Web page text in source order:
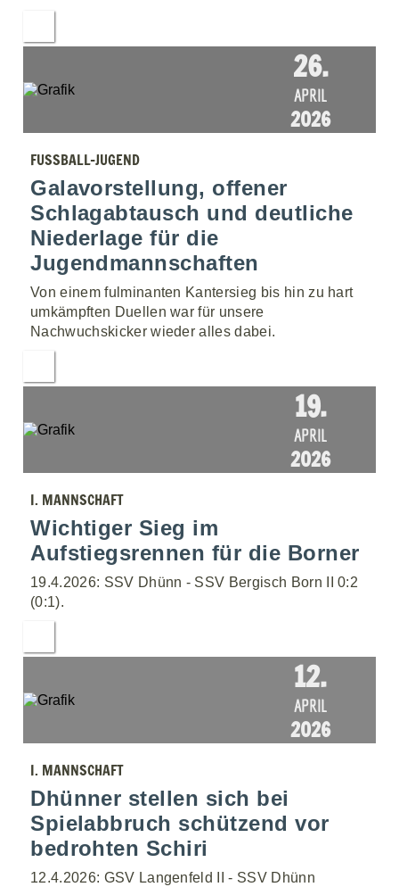
26.
APRIL
2026
FUSSBALL-JUGEND
Galavorstellung, offener
Schlagabtausch und deutliche
Niederlage für die
Jugendmannschaften
Von einem fulminanten Kantersieg bis hin zu hart
umkämpften Duellen war für unsere
Nachwuchskicker wieder alles dabei.
19.
APRIL
2026
I. MANNSCHAFT
Wichtiger Sieg im
Aufstiegsrennen für die Borner
19.4.2026: SSV Dhünn - SSV Bergisch Born II 0:2
(0:1).
12.
APRIL
2026
I. MANNSCHAFT
Dhünner stellen sich bei
Spielabbruch schützend vor
bedrohten Schiri
12.4.2026: GSV Langenfeld II - SSV Dhünn